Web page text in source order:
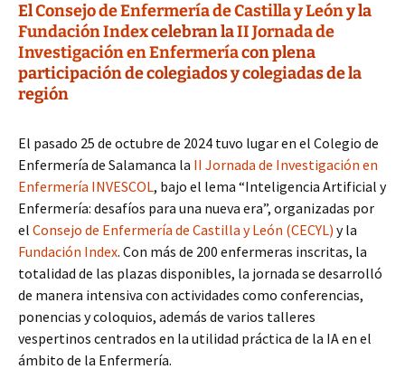
ElConsejo de Enfermería de Castilla y Leóny la
Fundación Indexcelebran laII Jornada de
Investigación en Enfermeríacon plena
participación de colegiados y colegiadas de la
región
El pasado 25 de octubre de 2024 tuvo lugar en el Colegio de
Enfermería de Salamanca la II Jornada de Investigación en
Enfermería INVESCOL, bajo el lema “Inteligencia Artificial y
Enfermería: desafíos para una nueva era”, organizadas por
el Consejo de Enfermería de Castilla y León (CECYL) y la
Fundación Index. Con más de 200 enfermeras inscritas, la
totalidad de las plazas disponibles, la jornada se desarrolló
de manera intensiva con actividades como conferencias,
ponencias y coloquios, además de varios talleres
vespertinos centrados en la utilidad práctica de la IA en el
ámbito de la Enfermería.